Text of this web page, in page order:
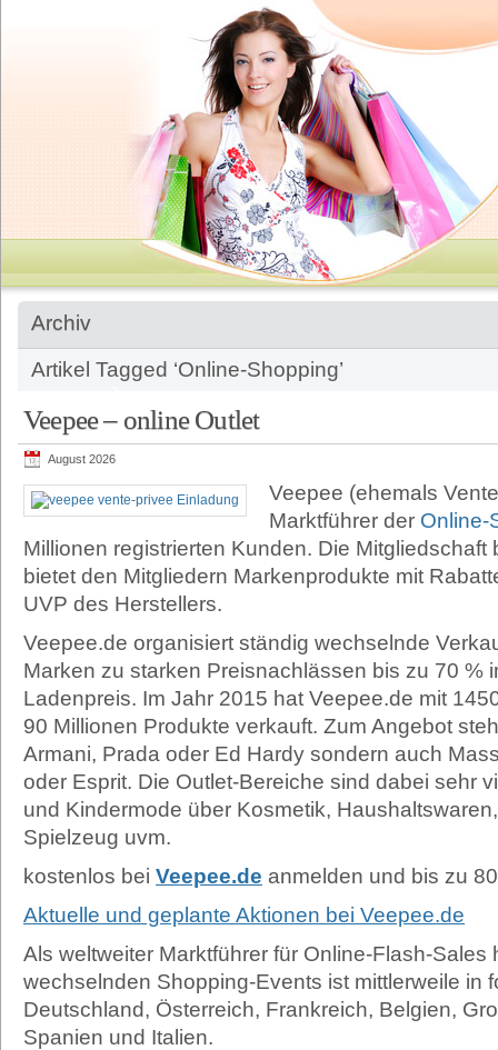
Archiv
Artikel Tagged ‘Online-Shopping’
Veepee – online Outlet
August 2026
Veepee (ehemals
Marktführer der Online-
Millionen registrierten Kunden. Die
bietet den Mitgliedern Markenprodukte mit
UVP des Herstellers.
Veepee.de organisiert ständig wechselnde
Marken zu starken Preisnachlässen bis zu 70 %
Ladenpreis. Im Jahr 2015 hat Veepee.de mit
90 Millionen Produkte verkauft. Zum Angebot
Armani, Prada oder Ed Hardy sondern auch
oder Esprit. Die Outlet-Bereiche sind dabei sehr
und Kindermode über Kosmetik,
Spielzeug uvm.
kostenlos bei Veepee.de anmelden und bis zu
Aktuelle und geplante Aktionen bei Veepee.de
Als weltweiter Marktführer für Online-Flash-Sales
wechselnden Shopping-Events ist mittlerweile in
Deutschland, Österreich, Frankreich, Belgien,
Spanien und Italien.